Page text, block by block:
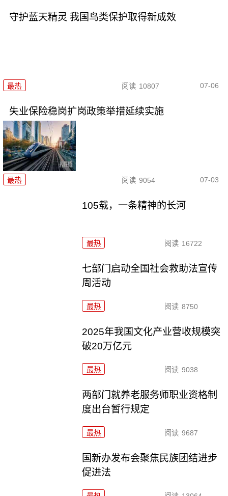
守护蓝天精灵 我国鸟类保护取得新成效
最热 阅读 10807 07-06
失业保险稳岗扩岗政策举措延续实施
最热 阅读 9054 07-03
105载，一条精神的长河
最热 阅读 16722
七部门启动全国社会救助法宣传
周活动
最热 阅读 8750
2025年我国文化产业营收规模突
破20万亿元
最热 阅读 9038
两部门就养老服务师职业资格制
度出台暂行规定
最热 阅读 9687
国新办发布会聚焦民族团结进步
促进法